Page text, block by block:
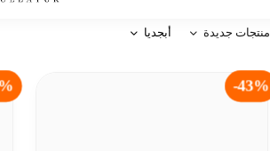
منتجات جديدة أبجديا
-43%
43%-
-17%